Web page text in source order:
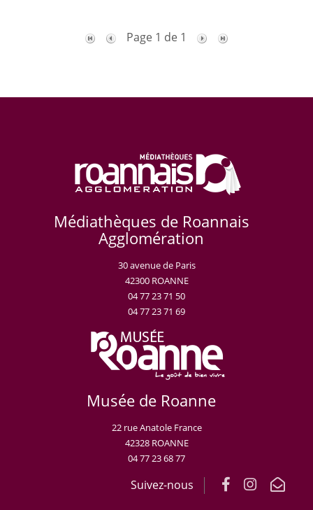
Page 1 de 1
Médiathèques de Roannais
Agglomération
30 avenue de Paris
42300 ROANNE
04 77 23 71 50
04 77 23 71 69
Musée de Roanne
22 rue Anatole France
42328 ROANNE
04 77 23 68 77
Suivez-nous